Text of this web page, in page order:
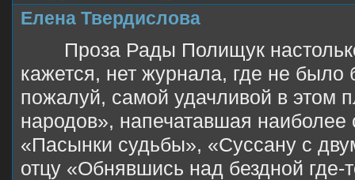
Елена Твердислова
Проза Рады Полищук
кажется, нет журнала, где не
пожалуй, самой удачливой в этом
народов», напечатавшая
«Пасынки судьбы», «Суссану с
отцу «Обнявшись над бездной где-